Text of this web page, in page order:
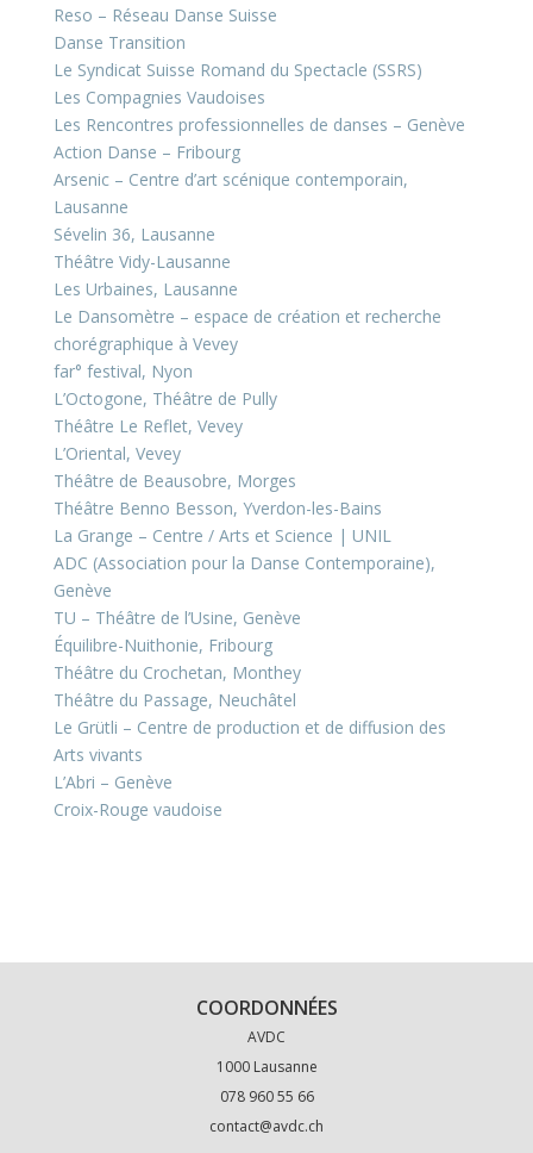
Reso – Réseau Danse Suisse
Danse Transition
Le Syndicat Suisse Romand du Spectacle (SSRS)
Les Compagnies Vaudoises
Les Rencontres professionnelles de danses – Genève
Action Danse – Fribourg
Arsenic – Centre d’art scénique contemporain,
Lausanne
Sévelin 36, Lausanne
Théâtre Vidy-Lausanne
Les Urbaines, Lausanne
Le Dansomètre – espace de création et recherche
chorégraphique à Vevey
far° festival, Nyon
L’Octogone, Théâtre de Pully
Théâtre Le Reflet, Vevey
L’Oriental, Vevey
Théâtre de Beausobre, Morges
Théâtre Benno Besson, Yverdon-les-Bains
La Grange – Centre / Arts et Science | UNIL
ADC (Association pour la Danse Contemporaine),
Genève
TU – Théâtre de l’Usine, Genève
Équilibre-Nuithonie, Fribourg
Théâtre du Crochetan, Monthey
Théâtre du Passage, Neuchâtel
Le Grütli – Centre de production et de diffusion des
Arts vivants
L’Abri – Genève
Croix-Rouge vaudoise
COORDONNÉES
AVDC
1000 Lausanne
078 960 55 66
contact@avdc.ch